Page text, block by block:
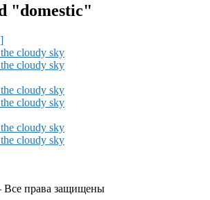
"domestic"
Все права защищены